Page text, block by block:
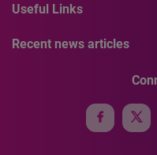
Useful Links
Recent news articles